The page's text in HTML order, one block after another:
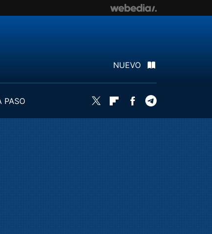
NUEVO
PASO
Twitter FlipboardFacebook